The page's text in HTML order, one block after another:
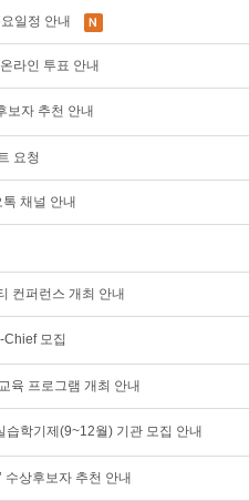
일정 안내
라인 투표 안내
보자 추천 안내
요청
채널 안내
컨퍼런스 개최 안내
Chief 모집
육 프로그램 개최 안내
학기제(9~12월) 기관 모집 안내
수상후보자 추천 안내